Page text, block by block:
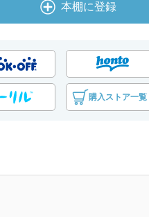
本棚に登録
購入ストア一覧